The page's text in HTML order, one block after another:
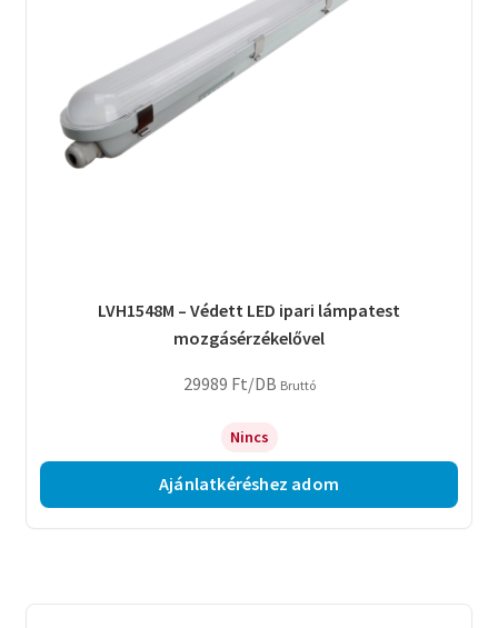
LVH1548M – Védett LED ipari lámpatest
mozgásérzékelővel
29989 Ft/DB Bruttó
Nincs
Ajánlatkéréshez adom